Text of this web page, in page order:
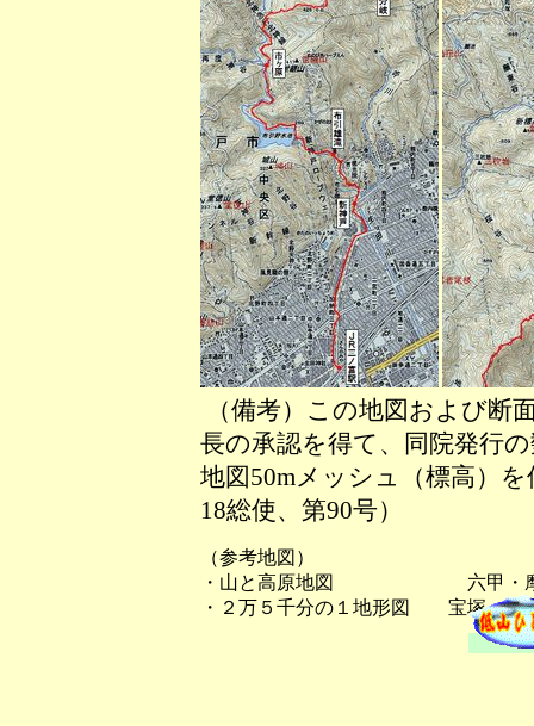
（備考）この地図および断
長の承認を得て、同院発行
地図50mメッシュ（標高）
18総使、第90号）
（参考地図）
・山と高原地図 六甲・摩
・２万５千分の１地形図 宝塚、有